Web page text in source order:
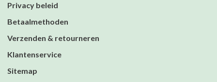
Privacy beleid
Betaalmethoden
Verzenden & retourneren
Klantenservice
Sitemap